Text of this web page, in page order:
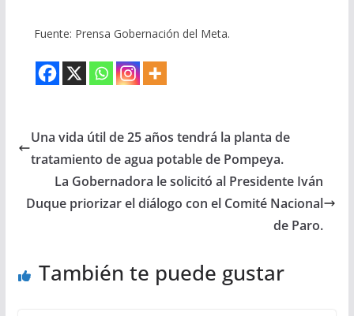
Fuente: Prensa Gobernación del Meta.
Una vida útil de 25 años tendrá la planta de
tratamiento de agua potable de Pompeya.
La Gobernadora le solicitó al Presidente Iván
Duque priorizar el diálogo con el Comité Nacional
de Paro.
También te puede gustar